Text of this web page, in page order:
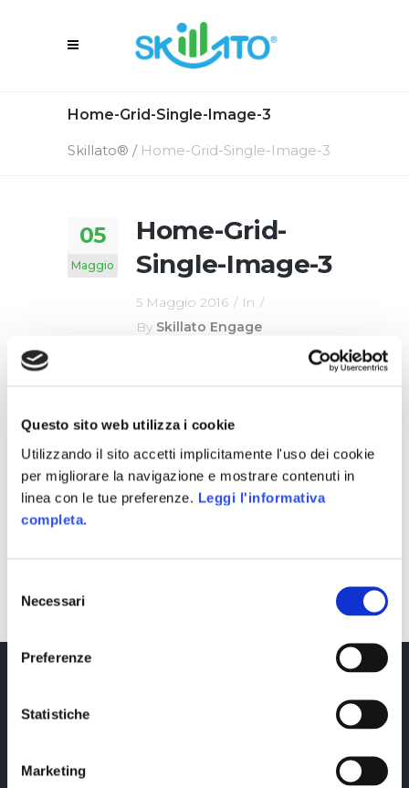
Questo sito web utilizza i cookie
Utilizzando il sito accetti implicitamente l'uso dei cookie
per migliorare la navigazione e mostrare contenuti in
linea con le tue preferenze. Leggi l'informativa
completa.
delNecessari
Preferenze
Statistiche
Marketing
Home-Grid-Single-Image-3
Skillato® / Home-Grid-Single-Image-3
05
Maggio
Home-Grid-
Single-Image-3
5 Maggio 2016
In
By Skillato Engage